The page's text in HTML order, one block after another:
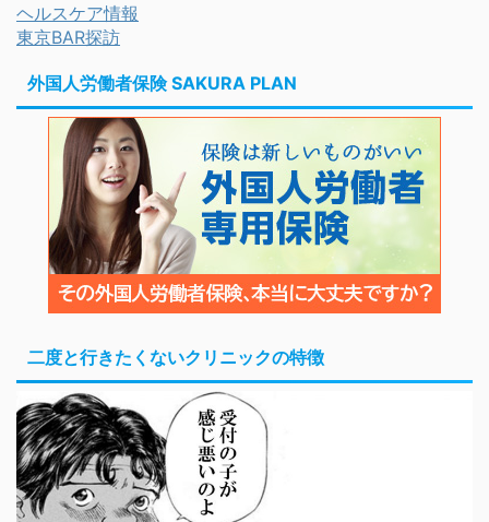
ヘルスケア情報
東京BAR探訪
外国人労働者保険 SAKURA PLAN
二度と行きたくないクリニックの特徴